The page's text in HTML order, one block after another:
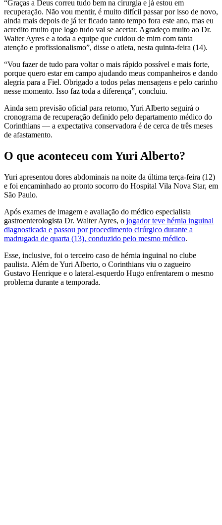
“Graças a Deus correu tudo bem na cirurgia e já estou em
recuperação. Não vou mentir, é muito difícil passar por isso de novo,
ainda mais depois de já ter ficado tanto tempo fora este ano, mas eu
acredito muito que logo tudo vai se acertar. Agradeço muito ao Dr.
Walter Ayres e a toda a equipe que cuidou de mim com tanta
atenção e profissionalismo”, disse o atleta, nesta quinta-feira (14).
“Vou fazer de tudo para voltar o mais rápido possível e mais forte,
porque quero estar em campo ajudando meus companheiros e dando
alegria para a Fiel. Obrigado a todos pelas mensagens e pelo carinho
nesse momento. Isso faz toda a diferença”, concluiu.
Ainda sem previsão oficial para retorno, Yuri Alberto seguirá o
cronograma de recuperação definido pelo departamento médico do
Corinthians — a expectativa conservadora é de cerca de três meses
de afastamento.
O que aconteceu com Yuri Alberto?
Yuri apresentou dores abdominais na noite da última terça-feira (12)
e foi encaminhado ao pronto socorro do Hospital Vila Nova Star, em
São Paulo.
Após exames de imagem e avaliação do médico especialista
gastroenterologista Dr. Walter Ayres, o jogador teve hérnia inguinal
diagnosticada e passou por procedimento cirúrgico durante a
madrugada de quarta (13), conduzido pelo mesmo médico.
Esse, inclusive, foi o terceiro caso de hérnia inguinal no clube
paulista. Além de Yuri Alberto, o Corinthians viu o zagueiro
Gustavo Henrique e o lateral-esquerdo Hugo enfrentarem o mesmo
problema durante a temporada.